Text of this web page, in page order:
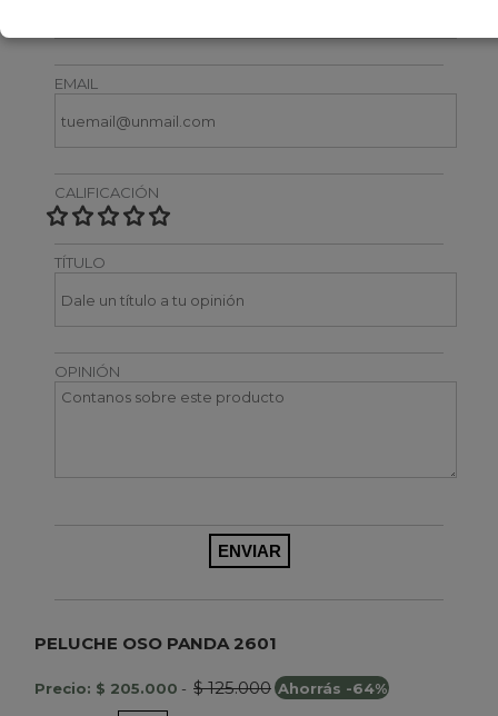
EMAIL
CALIFICACIÓN
TÍTULO
OPINIÓN
PELUCHE OSO PANDA 2601
Precio: $ 205.000 - $ 125.000 Ahorrás -64%